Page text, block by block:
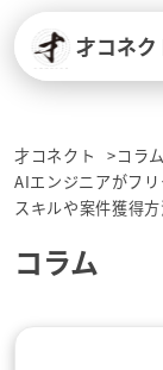
才コネク
才コネクト コラム
AIエンジニアがフ
スキルや案件獲得方
コラム